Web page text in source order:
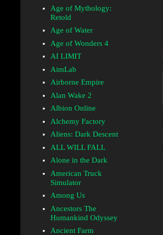
Age of Mythology:
Retold
Age of Water
Age of Wonders 4
AI LIMIT
AimLab
Airborne Empire
Alan Wake 2
Albion Online
Alchemy Factory
Aliens: Dark Descent
ALL WILL FALL
Alone in the Dark
American Truck
Simulator
Among Us
Ancestors The
Humankind Odyssey
Ancient Farm